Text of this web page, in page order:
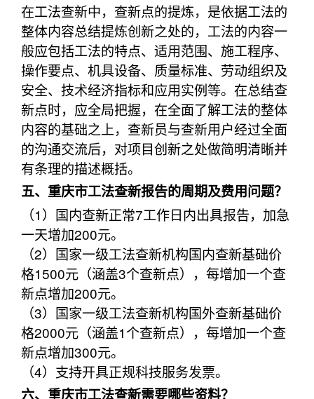
在工法查新中，查新点的提炼，是依据工法的
整体内容总结提炼创新之处的，工法的内容一
般应包括工法的特点、适用范围、施工程序、
操作要点、机具设备、质量标准、劳动组织及
安全、技术经济指标和应用实例等。在总结查
新点时，应全局把握，在全面了解工法的整体
内容的基础之上，查新员与查新用户经过全面
的沟通交流后，对项目创新之处做简明清晰并
有条理的描述概括。
五、重庆市工法查新报告的周期及费用问题？
（1）国内查新正常7工作日内出具报告，加急
一天增加200元。
（2）国家一级工法查新机构国内查新基础价
格1500元（涵盖3个查新点），每增加一个查
新点增加200元。
（3）国家一级工法查新机构国外查新基础价
格2000元（涵盖1个查新点），每增加一个查
新点增加300元。
（4）支持开具正规科技服务发票。
六、重庆市工法查新需要哪些资料？